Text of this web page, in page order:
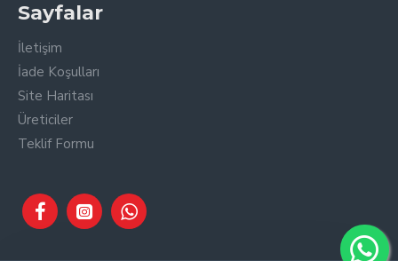
Sayfalar
İletişim
İade Koşulları
Site Haritası
Üreticiler
Teklif Formu